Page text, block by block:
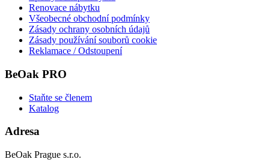
Renovace nábytku
Všeobecné obchodní podmínky
Zásady ochrany osobních údajů
Zásady používání souborů cookie
Reklamace / Odstoupení
BeOak PRO
Staňte se členem
Katalog
Adresa
BeOak Prague s.r.o.